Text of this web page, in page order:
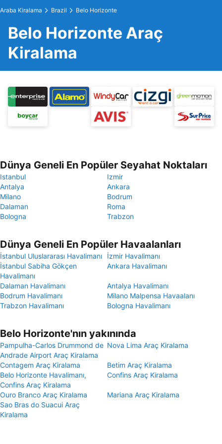
Araba Kiralama Brazil Belo Horizonte
Belo Horizonte Araç
Kiralama
Dünya Geneli En Popüler Seyahat Noktaları
Istanbul
Izmir
Antalya
Ankara
Milano
Bodrum
Dalaman
Roma
Bologna
Trabzon
Dünya Geneli En Popüler Havaalanları
İstanbul Uluslararası Havalimanı
İzmir Havalimanı
İstanbul Sabiha Gökçen
Havalimanı
Ankara Havalimanı
Dalaman Havalimanı
Antalya Havalimanı
Bodrum Havalimanı
Milano Malpensa Havaalanı
Trabzon Havalimanı
Bologna Havalimanı
Belo Horizonte'nın yakınında
Pampulha-Carlos Drummond de
Andrade Airport Araç Kiralama
Nova Lima Araç Kiralama
Contagem Araç Kiralama
Betim Araç Kiralama
Belo Horizonte Havalimanı,
Confins Araç Kiralama
Confins Araç Kiralama
Ouro Branco Araç Kiralama
Mariana Araç Kiralama
Sao Bras do Suacui Araç
Kiralama